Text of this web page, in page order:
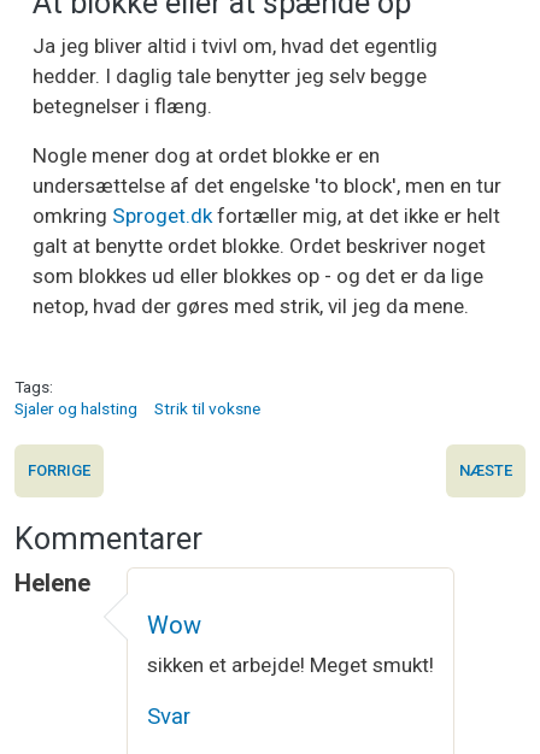
Ja jeg bliver altid i tvivl om, hvad det egentlig
hedder. I daglig tale benytter jeg selv begge
betegnelser i flæng.
Nogle mener dog at ordet blokke er en
undersættelse af det engelske 'to block', men en tur
omkring Sproget.dk fortæller mig, at det ikke er helt
galt at benytte ordet blokke. Ordet beskriver noget
som blokkes ud eller blokkes op - og det er da lige
netop, hvad der gøres med strik, vil jeg da mene.
Tags
Sjaler og halsting
Strik til voksne
FORRIGE NÆSTE
Kommentarer
Helene
Wow
sikken et arbejde! Meget smukt!
Svar